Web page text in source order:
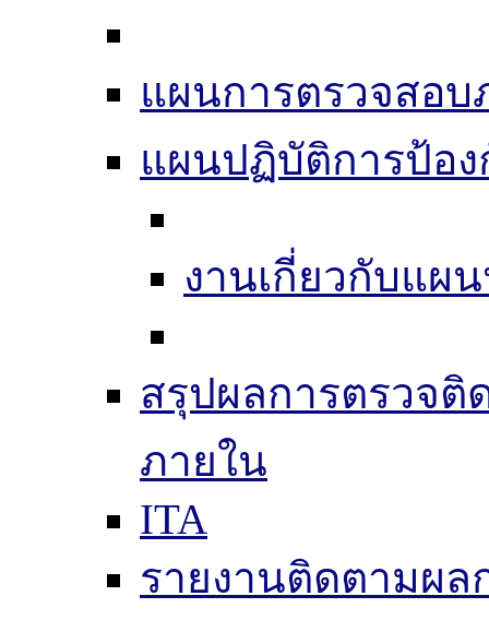
แผนการตรวจสอบ
แผนปฏิบัติการป้อ
งานเกี่ยวกับแผ
สรุปผลการตรวจติ
ภายใน
ITA
รายงานติดตามผ